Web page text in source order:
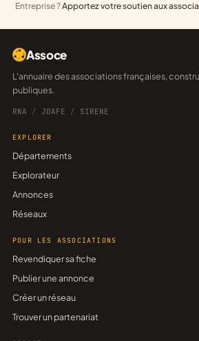
Entreprise ?Apportez votre soutien aux
Assoce
L'annuaire des associations françaises, construit sur les données
publiques.
RNA / JOAFE / SIRENE
EXPLORER
Départements
Explorateur
Annonces
Réseaux
POUR LES ASSOCIATIONS
Revendiquer sa fiche
Publier une annonce
Créer un réseau
Trouver un partenariat